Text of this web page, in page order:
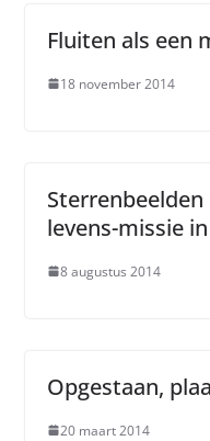
Fluiten als een
18 november 2014
levens-missie
8 augustus 2014
Opgestaan,
20 maart 2014